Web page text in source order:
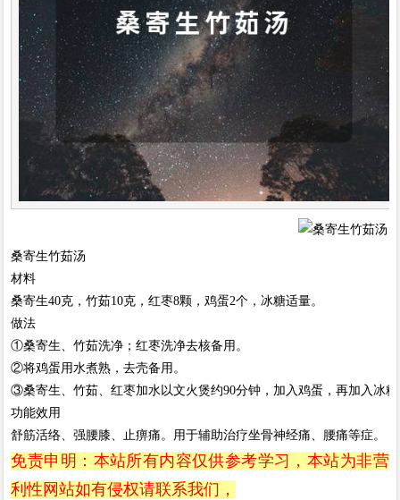
桑寄生竹茹汤
材料
桑寄生40克，竹茹10克，红枣8颗，鸡蛋2个，冰糖适量。
做法
①桑寄生、竹茹洗净；红枣洗净去核备用。
②将鸡蛋用水煮熟，去壳备用。
③桑寄生、竹茹、红枣加水以文火煲约90分钟，加入鸡蛋，再加入冰
功能效用
舒筋活络、强腰膝、止痹痛。用于辅助治疗坐骨神经痛、腰痛等症。
免责申明：本站所有内容仅供参考学习，本站为非营
利性网站如有侵权请联系我们，